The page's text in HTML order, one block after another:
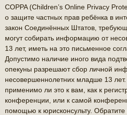
COPPA (Children’s Online Privacy
о защите частных прав ребёнка в
закон Соединённых Штатов,
могут собирать информацию от
13 лет, иметь на это письменное
Допустимо наличие иного вида
опекуны разрешают сбор личной
несовершеннолетних младше 13
применимо ли это к вам, как к
конференции, или к самой
помощью к юрисконсульту.